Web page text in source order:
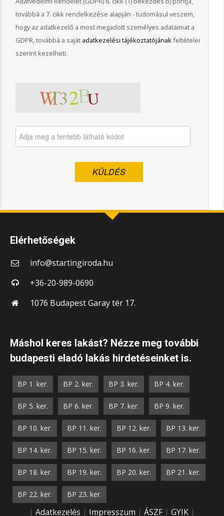
továbbá a 7. cikk rendelkezése alapján - tudomásul veszem,
hogy az adatkezelő a most megadott személyes adataimat a
GDPR, továbbá a saját adatkezelési tájékoztatójánakfeltételei
szerint kezelheti.
Elérhetőségek
info@startingiroda.hu
+36-20-989-0690
1076 Budapest Garay tér 17.
Máshol keres lakást? Nézze meg további
budapesti eladó lakás hirdetéseinket is.
BP 1. ker. BP 2. ker. BP 3. ker. BP 4. ker.
BP 5. ker. BP 6. ker. BP 7. ker. BP 9. ker.
BP 10. ker. BP 11. ker. BP 12. ker. BP 13. ker.
BP 14. ker. BP 15. ker. BP 16. ker. BP 17. ker.
BP 18. ker. BP 19. ker. BP 20. ker. BP 21. ker.
BP 22. ker. BP 23. ker.
| Adatkezelés | Impresszum | ÁSZF | GYIK |